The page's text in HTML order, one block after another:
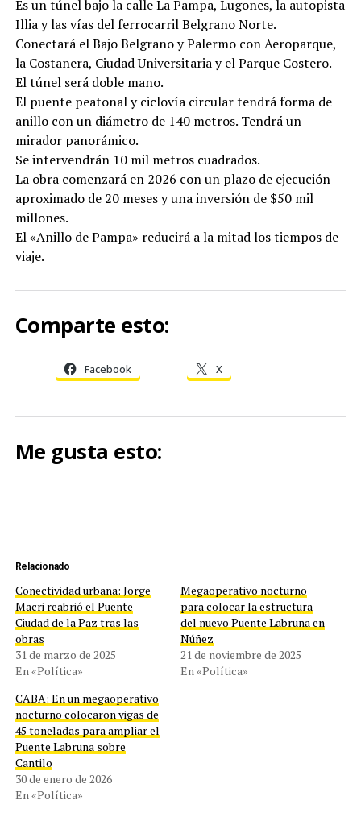
Es un túnel bajo la calle La Pampa, Lugones, la autopista
Illia y las vías del ferrocarril Belgrano Norte.
Conectará el Bajo Belgrano y Palermo con Aeroparque,
la Costanera, Ciudad Universitaria y el Parque Costero.
El túnel será doble mano.
El puente peatonal y ciclovía circular tendrá forma de
anillo con un diámetro de 140 metros. Tendrá un
mirador panorámico.
Se intervendrán 10 mil metros cuadrados.
La obra comenzará en 2026 con un plazo de ejecución
aproximado de 20 meses y una inversión de $50 mil
millones.
El «Anillo de Pampa» reducirá a la mitad los tiempos de
viaje.
Comparte esto:
Facebook X
Me gusta esto:
Relacionado
Conectividad urbana: Jorge
Macri reabrió el Puente
Ciudad de la Paz tras las
obras
31 de marzo de 2025
En «Política»
Megaoperativo nocturno
para colocar la estructura
del nuevo Puente Labruna en
Núñez
21 de noviembre de 2025
En «Política»
CABA: En un megaoperativo
nocturno colocaron vigas de
45 toneladas para ampliar el
Puente Labruna sobre
Cantilo
30 de enero de 2026
En «Política»